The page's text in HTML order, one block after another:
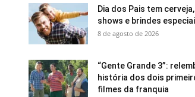
Dia dos Pais tem cerveja,
shows e brindes
8 de agosto de 2026
“Gente Grande 3”:
história dos dois
filmes da franquia